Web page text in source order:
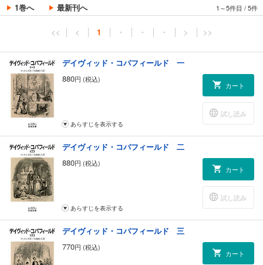
1巻へ 最新刊へ 1～5件目 /5件
<< < 1 ・ ・ ・ > >>
デイヴィッド・コパフィールド 一
880円 (税込)
カート
試し読み
あらすじを表示する
デイヴィッド・コパフィールド 二
880円 (税込)
カート
試し読み
あらすじを表示する
デイヴィッド・コパフィールド 三
770円 (税込)
カート